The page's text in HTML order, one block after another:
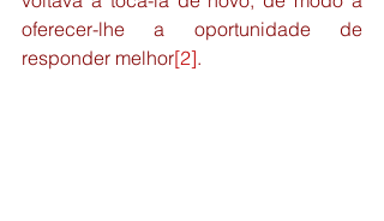
oferecer-lhe a oportunidade de
responder melhor[2].